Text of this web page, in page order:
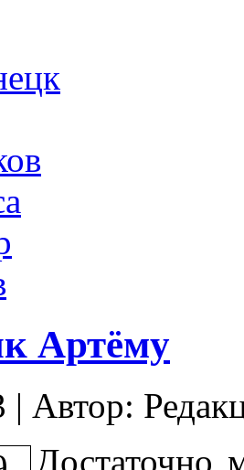
Артёму
| Автор:
Достаточно